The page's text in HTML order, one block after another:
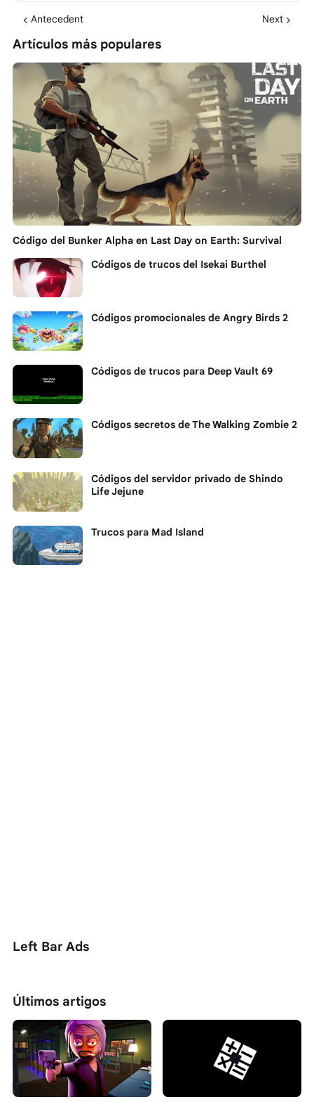
Antecedent Next
Artículos más populares
Código del Bunker Alpha en Last Day on Earth: Survival
Códigos de trucos del Isekai Burthel
Códigos promocionales de Angry Birds 2
Códigos de trucos para Deep Vault 69
Códigos secretos de The Walking Zombie 2
Códigos del servidor privado de Shindo
Life Jejune
Trucos para Mad Island
Left Bar Ads
Últimos artigos